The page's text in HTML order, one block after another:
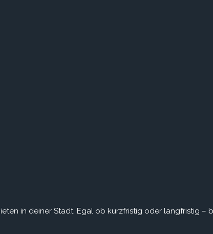
in deiner Stadt. Egal ob kurzfristig oder langfristig –